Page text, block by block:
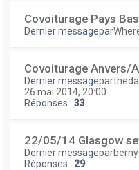
Covoiturage Pays
Dernier messagepar
Covoiturage Anvers/
Dernier messagepar
26 mai 2014, 20:00
Réponses : 33
22/05/14 Glasgow
Dernier messageparberny
Réponses : 29